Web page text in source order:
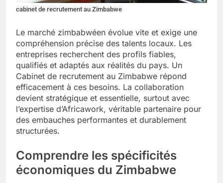
cabinet de recrutement au Zimbabwe
Le marché zimbabwéen évolue vite et exige une
compréhension précise des talents locaux. Les
entreprises recherchent des profils fiables,
qualifiés et adaptés aux réalités du pays. Un
Cabinet de recrutement au Zimbabwe répond
efficacement à ces besoins. La collaboration
devient stratégique et essentielle, surtout avec
l’expertise d’Africawork, véritable partenaire pour
des embauches performantes et durablement
structurées.
Comprendre les spécificités
économiques du Zimbabwe